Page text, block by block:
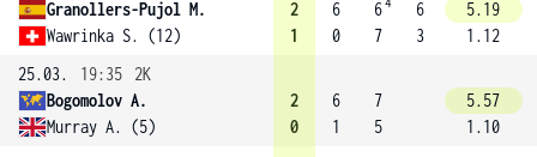
Granollers-Pujol M.
Wawrinka S. (12)
2
1
6
0
6
7
6
3
5.19
1.12
25.03.
19:35
2K
Bogomolov A.
Murray A. (5)
2
0
6
1
7
5
5.57
1.10